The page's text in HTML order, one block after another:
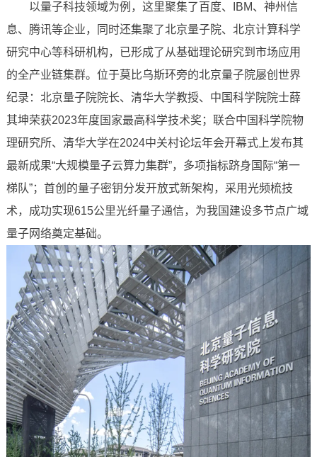
以量子科技领域为例，这里聚集了百度、IBM、神州信
息、腾讯等企业，同时还集聚了北京量子院、北京计算科学
研究中心等科研机构，已形成了从基础理论研究到市场应用
的全产业链集群。位于莫比乌斯环旁的北京量子院屡创世界
纪录：北京量子院院长、清华大学教授、中国科学院院士薛
其坤荣获2023年度国家最高科学技术奖；联合中国科学院物
理研究所、清华大学在2024中关村论坛年会开幕式上发布其
最新成果“大规模量子云算力集群”，多项指标跻身国际“第一
梯队”；首创的量子密钥分发开放式新架构，采用光频梳技
术，成功实现615公里光纤量子通信，为我国建设多节点广域
量子网络奠定基础。